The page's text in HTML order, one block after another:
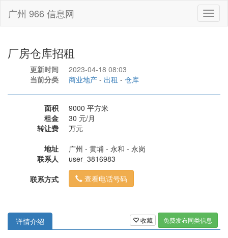
广州 966 信息网
厂房仓库招租
更新时间
2023-04-18 08:03
当前分类
商业地产 - 出租 - 仓库
面积
9000 平方米
租金
30 元/月
转让费
万元
地址
广州 - 黄埔 - 永和 - 永岗
联系人
user_3816983
联系方式
查看电话号码
收藏 免费发布同类信息
详情介绍